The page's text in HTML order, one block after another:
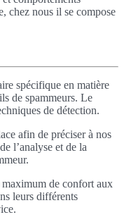
chez nous il se compose
spécifique en matière
de spammeurs. Le
de détection.
afin de préciser à nos
l’analyse et de la
maximum de confort aux
leurs différents